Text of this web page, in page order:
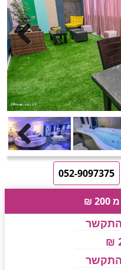
Previous
Previous
052-9097375
₪
התקשר
התקשר